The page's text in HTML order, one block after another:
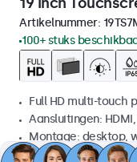
Artikelnummer:
100+ stuks
Full HD multi-touch
Aansluitingen:
Montage: desktop,
Buitenmaat: 481 x